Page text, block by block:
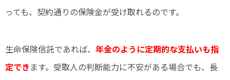
っても、契約通りの保険金が受け取れるのです。
生命保険信託であれば、 年金のように定期的な支払いも指
定でき ます。受取人の判断能力に不安がある場合でも、長